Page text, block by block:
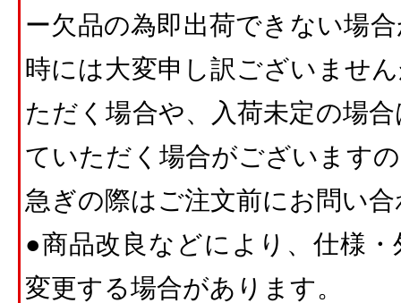
ー欠品の為即出荷できない場
時には大変申し訳ございませ
ただく場合や、入荷未定の場
ていただく場合がございます
急ぎの際はご注文前にお問い
●商品改良などにより、仕様
変更する場合があります。